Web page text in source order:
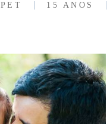
PET 15 ANOS